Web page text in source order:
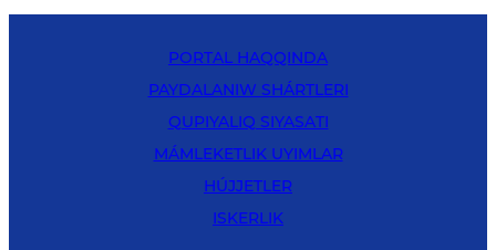
PORTAL HAQQINDA
PAYDALANIW SHÁRTLERI
QUPIYALIQ SIYASATI
MÁMLEKETLIK UYIMLAR
HÚJJETLER
ISKERLIK